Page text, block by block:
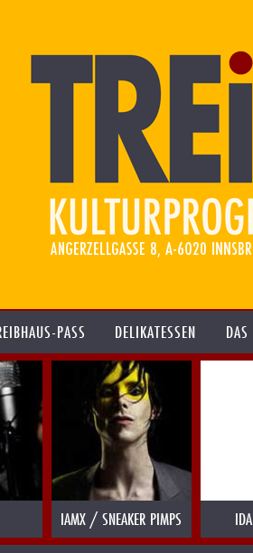
PASS DELIKATESSEN
IAMX / SNEAKER PIMPS